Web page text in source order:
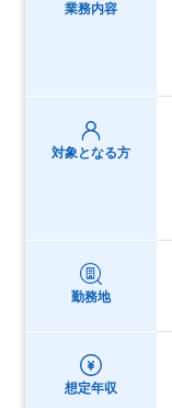
業務内容
対象となる方
勤務地
想定年収